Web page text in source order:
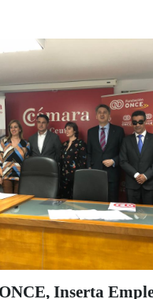
estudiando en el
joven feliz entregada
de dirigir un restaurante
Inserta